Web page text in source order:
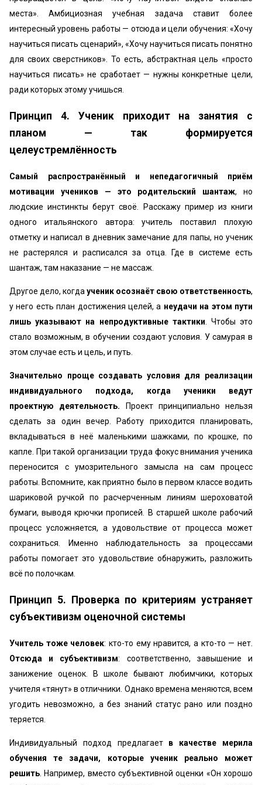
места». Амбициозная учебная задача ставит более
интересный уровень работы — отсюда и цели обучения: «Хочу
научиться писать сценарий», «Хочу научиться писать понятно
для своих сверстников». То есть, абстрактная цель «просто
научиться писать» не сработает — нужны конкретные цели,
ради которых этому учишься.
Принцип 4. Ученик приходит на занятия с
планом — так формируется
целеустремлённость
Самый распространённый и непедагогичный приём
мотивации учеников — это родительский шантаж, но
людские инстинкты берут своё. Расскажу пример из книги
одного итальянского автора: учитель поставил плохую
отметку и написал в дневник замечание для папы, но ученик
не растерялся и расписался за отца. Где в системе есть
шантаж, там наказание — не массаж.
Другое дело, когдаученик осознаёт свою ответственность,
у него есть план достижения целей, а неудачи на этом пути
лишь указывают на непродуктивные тактики. Чтобы это
стало возможным, в обучении создают условия. У самурая в
этом случае есть и цель, и путь.
Значительно проще создавать условия для реализации
индивидуального подхода, когда ученики ведут
проектную деятельность. Проект принципиально нельзя
сделать за один вечер. Работу приходится планировать,
вкладываться в неё маленькими шажками, по крошке, по
капле. При такой организации труда фокус внимания ученика
переносится с умозрительного замысла на сам процесс
работы. Вспомните, как приятно было в первом классе водить
шариковой ручкой по расчерченным линиям шероховатой
бумаги, выводя крючки прописей. В старшей школе рабочий
процесс усложняется, а удовольствие от процесса может
сохраниться. Именно наблюдательность за процессами
работы помогает это удовольствие обнаружить, разложить
всё по полочкам.
Принцип 5. Проверка по критериям устраняет
субъективизм оценочной системы
Учитель тоже человек: кто-то ему нравится, а кто-то — нет.
Отсюда и субъективизм: соответственно, завышение и
занижение оценок. В школе бывают любимчики, которых
учителя «тянут» в отличники. Однако времена меняются, всем
угодить невозможно, а без знаний статус рано или поздно
теряется.
Индивидуальный подход предлагает в качестве мерила
обучения те задачи, которые ученик реально может
решить. Например, вместо субъективной оценки «Он хорошо